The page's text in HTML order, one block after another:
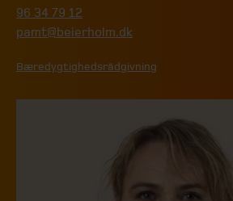
96 34 79 12
pamt@beierholm.dk
Bæredygtighedsrådgivning